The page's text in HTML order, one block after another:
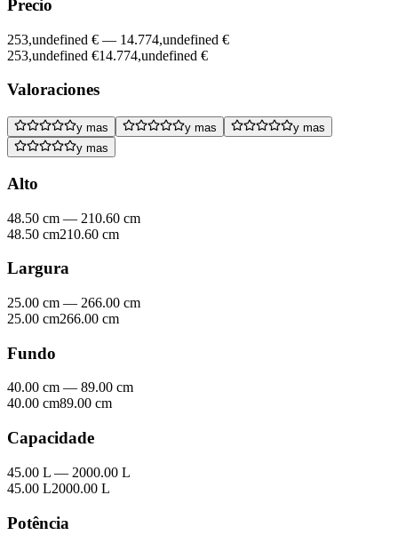
Precio
253,undefined € — 14.774,undefined €
253,undefined €14.774,undefined €
Valoraciones
y mas y mas
y mas
y mas
Alto
48.50 cm — 210.60 cm
48.50 cm210.60 cm
Largura
25.00 cm — 266.00 cm
25.00 cm266.00 cm
Fundo
40.00 cm — 89.00 cm
40.00 cm89.00 cm
Capacidade
45.00 L — 2000.00 L
45.00 L2000.00 L
Potência